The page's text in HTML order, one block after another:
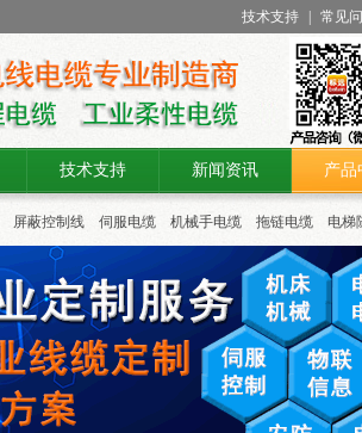
技术支持 常见
技术支持 新闻资讯 产品
屏蔽控制线 伺服电缆 机械手电缆 拖链电缆
电梯